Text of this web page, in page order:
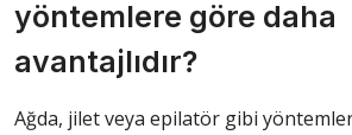
yöntemlere göre daha
avantajlıdır?
Ağda, jilet veya epilatör gibi